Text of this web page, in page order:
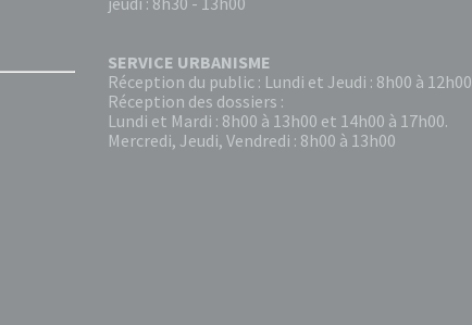
SERVICE URBANISME
Réception du public : Lundi et Jeudi : 8h00 à 12h00
Réception des dossiers :
Lundi et Mardi : 8h00 à 13h00 et 14h00 à 17h00.
Mercredi, Jeudi, Vendredi : 8h00 à 13h00